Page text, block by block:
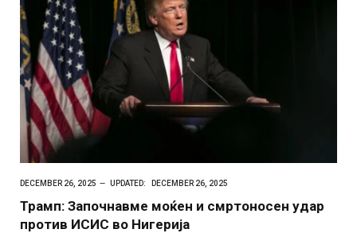
DECEMBER 26, 2025 UPDATED: DECEMBER 26, 2025
Трамп: Започнавме моќен и смртоносен удар
против ИСИС во Нигерија